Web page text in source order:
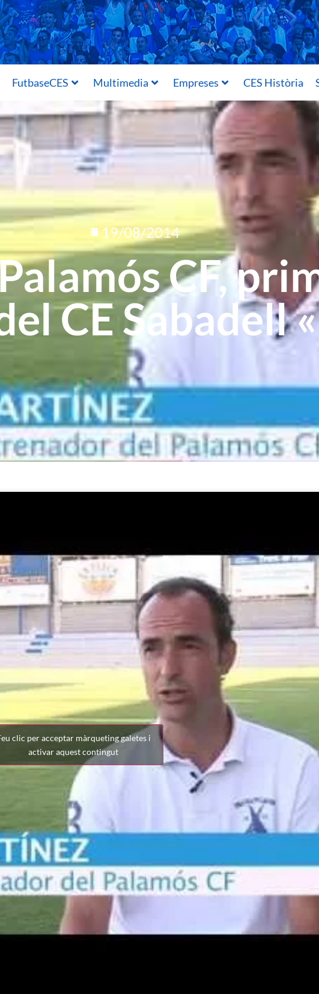
FutbaseCES Multimedia Empreses CES Història
19/08/2014
CF,
CE Sabadell
clic per acceptar màrqueting galetes i
activar aquest contingut